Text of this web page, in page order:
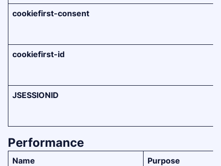
cookiefirst-consent
cookiefirst-id
JSESSIONID
Performance
Name
Purpose